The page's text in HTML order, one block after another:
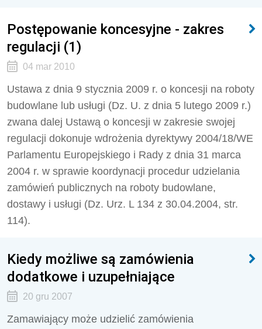
Postępowanie koncesyjne - zakres
regulacji (1)
04 mar 2010
Ustawa z dnia 9 stycznia 2009 r. o koncesji na roboty
budowlane lub usługi (Dz. U. z dnia 5 lutego 2009 r.)
zwana dalej Ustawą o koncesji w zakresie swojej
regulacji dokonuje wdrożenia dyrektywy 2004/18/WE
Parlamentu Europejskiego i Rady z dnia 31 marca
2004 r. w sprawie koordynacji procedur udzielania
zamówień publicznych na roboty budowlane,
dostawy i usługi (Dz. Urz. L 134 z 30.04.2004, str.
114).
Kiedy możliwe są zamówienia
dodatkowe i uzupełniające
20 gru 2007
Zamawiający może udzielić zamówienia